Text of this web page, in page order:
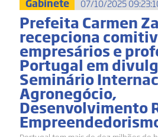
Gabinete 07/10/2025
Prefeita Carmen
recepciona
empresários e
Portugal em
Seminário
Agronegócio,
Desenvolvimento